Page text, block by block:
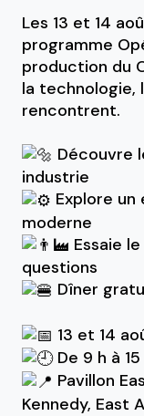
Les 13 et 14
programme
production du
la technologie,
rencontrent.
Découvre
industrie
Explore
moderne
Essaie
questions
Dîner
13 et 14
De 9 h à 15
Pavillon
Kennedy, East